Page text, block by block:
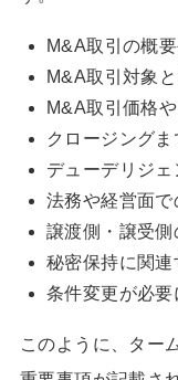
M&A取引の概
M&A取引対象
M&A取引価格
クロージング
デューデリジ
法務や経営面
譲渡側・譲受
秘密保持に関連
条件変更が必
このように、ター